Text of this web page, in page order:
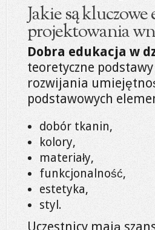
Jakie są
projektowania
Dobra edukacja w
teoretyczne
rozwijania
podstawowych
dobór tkanin,
kolory,
materiały,
funkcjonalność,
estetyka,
styl.
Uczestnicy mają